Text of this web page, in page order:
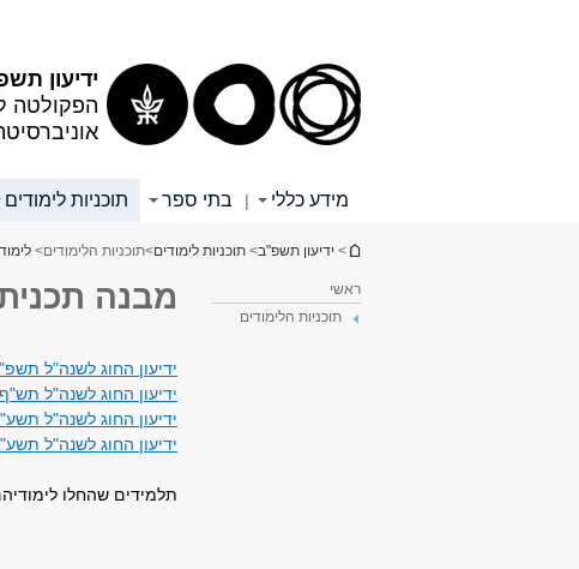
ידיעון
הפקולטה
מידע כללי | בתי ספר תוכניות לימודים
הינך נמצא כאן
> ידיעון תשפ"ב> תוכניות לימודים>תוכניות הלימודים>
ראשי
תוכניות הלימודים
מבנה
ידיעון החוג לשנה"ל
ידיעון החוג לשנה"ל תש"ף
ידיעון החוג לשנה"ל
ידיעון החוג לשנה"ל
תלמידים שהחלו